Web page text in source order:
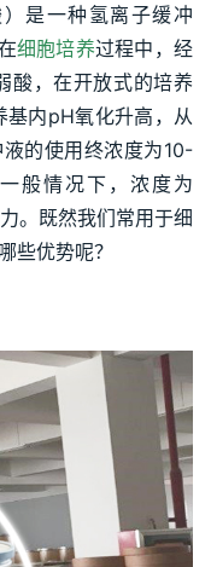
是一种氢离子缓冲
细胞培养过程中，经
酸，在开放式的培养
基内pH氧化升高，从
的使用终浓度为10-
般情况下，浓度为
。既然我们常用于细
些优势呢？